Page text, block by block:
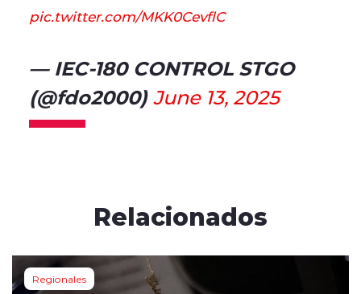
pic.twitter.com/MKK0CevflC
— IEC-180 CONTROL STGO
(@fdo2000)June 13, 2025
Relacionados
Regionales